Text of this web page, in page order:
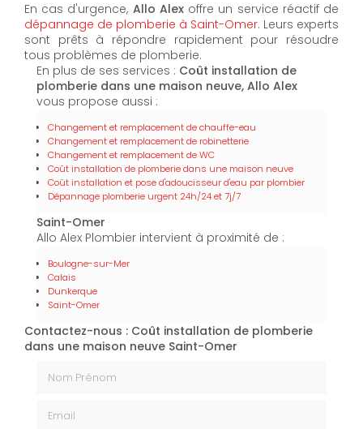
En cas d'urgence, Allo Alexoffre un service réactif de
dépannage de plomberie à Saint-Omer. Leurs experts
sont prêts à répondre rapidement pour résoudre
tous problèmes de plomberie.
En plus de ses services : Coût installation de
plomberie dans une maison neuve, Allo Alex
vous propose aussi :
Changement et remplacement de chauffe-eau
Changement et remplacement de robinetterie
Changement et remplacement de WC
Coût installation de plomberie dans une maison neuve
Coût installation et pose d'adoucisseur d'eau par plombier
Dépannage plomberie urgent 24h/24 et 7j/7
Saint-Omer
Allo Alex Plombier intervient à proximité de :
Boulogne-sur-Mer
Calais
Dunkerque
Saint-Omer
Contactez-nous : Coût installation de plomberie
dans une maison neuve Saint-Omer